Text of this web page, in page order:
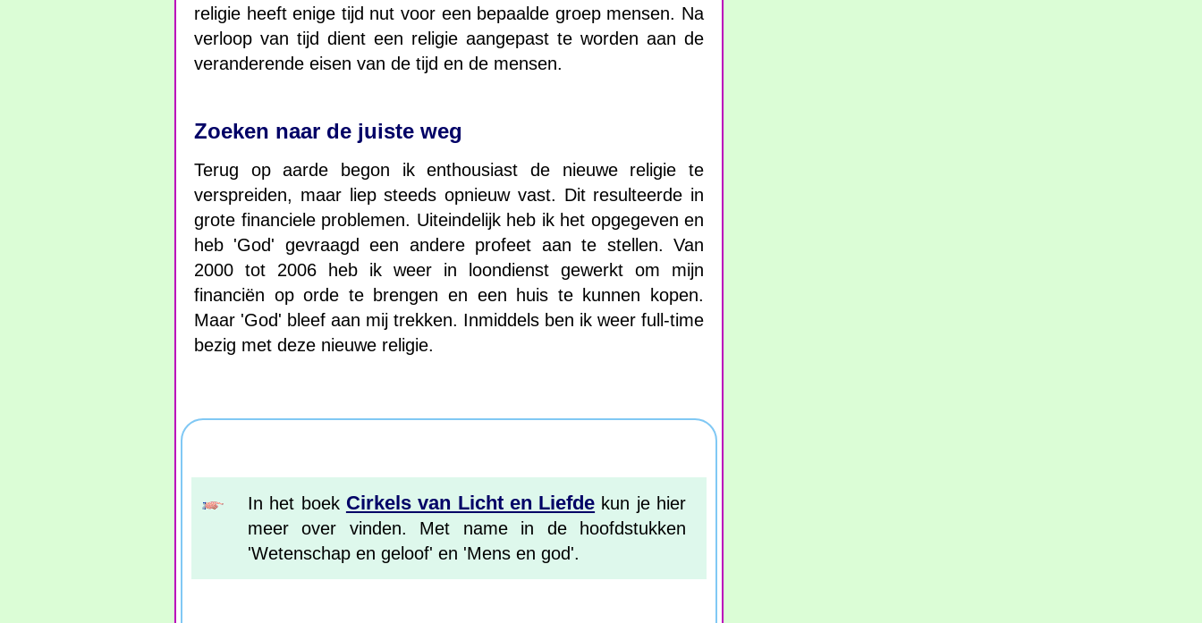
religie heeft enige tijd nut voor een bepaalde groep mensen. Na
verloop van tijd dient een religie aangepast te worden aan de
veranderende eisen van de tijd en de mensen.
Zoeken naar de juiste weg
Terug op aarde begon ik enthousiast de nieuwe religie te
verspreiden, maar liep steeds opnieuw vast. Dit resulteerde in
grote financiele problemen. Uiteindelijk heb ik het opgegeven en
heb 'God' gevraagd een andere profeet aan te stellen. Van
2000 tot 2006 heb ik weer in loondienst gewerkt om mijn
financiën op orde te brengen en een huis te kunnen kopen.
Maar 'God' bleef aan mij trekken. Inmiddels ben ik weer full-time
bezig met deze nieuwe religie.
In het boek Cirkels van Licht en Liefde kun je hier
meer over vinden. Met name in de hoofdstukken
'Wetenschap en geloof' en 'Mens en god'.